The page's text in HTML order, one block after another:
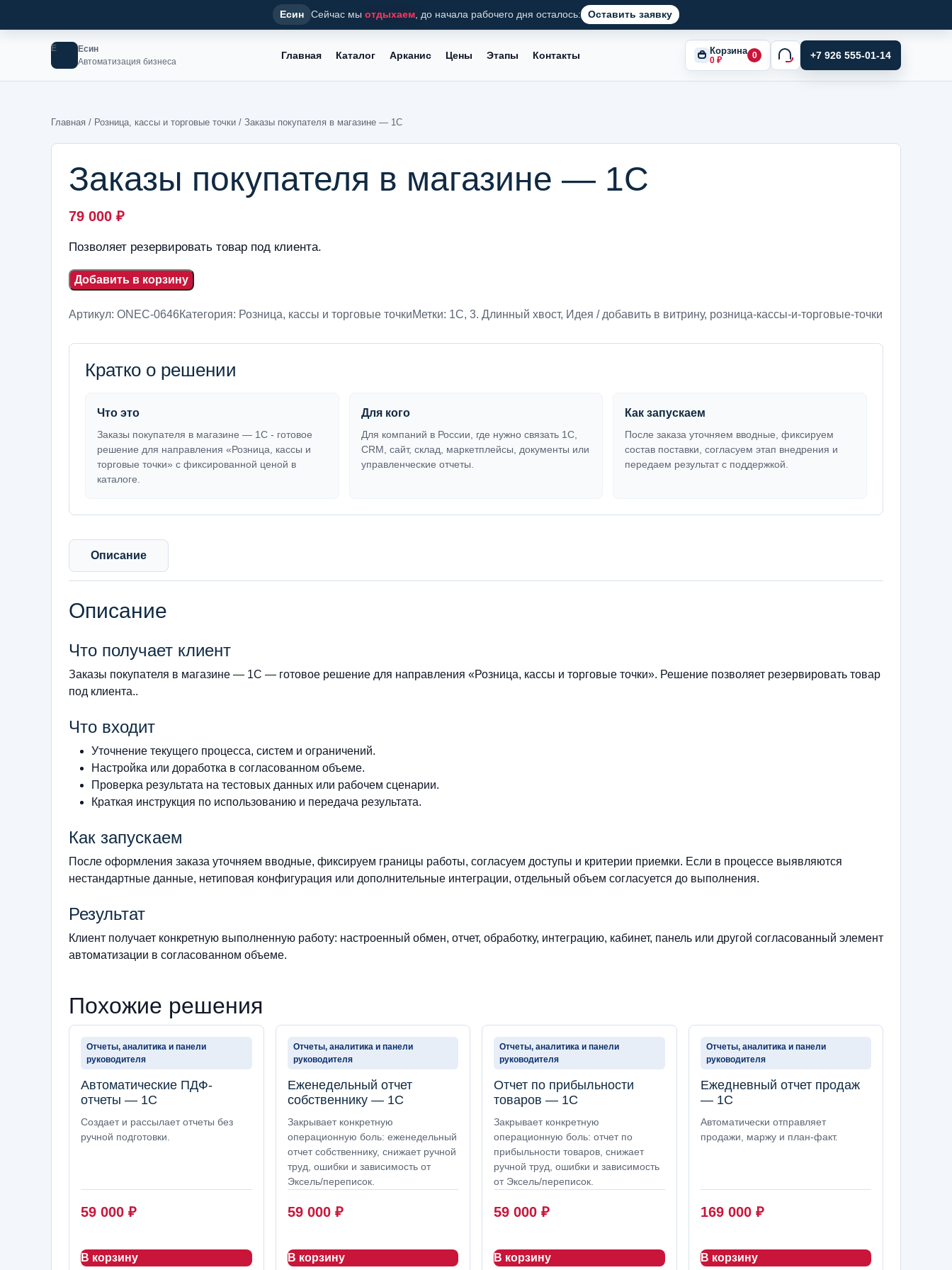
Есин Сейчас мы отдыхаем , до начала рабочего дня осталось: Оставить заявку
Е
Есин
Автоматизация бизнеса
Главная Каталог Арканис Цены Этапы Контакты Корзина
0 ₽ 0 +7 926 555-01-14
Главная / Розница, кассы и торговые точки / Заказы покупателя в магазине — 1С
Заказы покупателя в магазине — 1С
79 000 ₽
Позволяет резервировать товар под клиента.
Добавить в корзину
Артикул: ONEC-0646Категория: Розница, кассы и торговые точкиМетки: 1С, 3. Длинный хвост, Идея / добавить в витрину, розница-кассы-и-торговые-точки
Кратко о решении
Что это
Заказы покупателя в магазине — 1С - готовое
решение для направления «Розница, кассы и
торговые точки» с фиксированной ценой в
каталоге.
Для кого
Для компаний в России, где нужно связать 1С,
CRM, сайт, склад, маркетплейсы, документы или
управленческие отчеты.
Как запускаем
После заказа уточняем вводные, фиксируем
состав поставки, согласуем этап внедрения и
передаем результат с поддержкой.
Описание
Описание
Что получает клиент
Заказы покупателя в магазине — 1С — готовое решение для направления «Розница, кассы и торговые точки». Решение позволяет резервировать товар
под клиента..
Что входит
Уточнение текущего процесса, систем и ограничений.
Настройка или доработка в согласованном объеме.
Проверка результата на тестовых данных или рабочем сценарии.
Краткая инструкция по использованию и передача результата.
Как запускаем
После оформления заказа уточняем вводные, фиксируем границы работы, согласуем доступы и критерии приемки. Если в процессе выявляются
нестандартные данные, нетиповая конфигурация или дополнительные интеграции, отдельный объем согласуется до выполнения.
Результат
Клиент получает конкретную выполненную работу: настроенный обмен, отчет, обработку, интеграцию, кабинет, панель или другой согласованный элемент
автоматизации в согласованном объеме.
Похожие решения
Отчеты, аналитика и панели
руководителя
Автоматические ПДФ-
отчеты — 1С
Создает и рассылает отчеты без
ручной подготовки.
59 000 ₽
В корзину
Отчеты, аналитика и панели
руководителя
Еженедельный отчет
собственнику — 1С
Закрывает конкретную
операционную боль: еженедельный
отчет собственнику, снижает ручной
труд, ошибки и зависимость от
Эксель/переписок.
59 000 ₽
В корзину
Отчеты, аналитика и панели
руководителя
Отчет по прибыльности
товаров — 1С
Закрывает конкретную
операционную боль: отчет по
прибыльности товаров, снижает
ручной труд, ошибки и зависимость
от Эксель/переписок.
59 000 ₽
В корзину
Отчеты, аналитика и панели
руководителя
Ежедневный отчет продаж
— 1С
Автоматически отправляет
продажи, маржу и план-факт.
169 000 ₽
В корзину